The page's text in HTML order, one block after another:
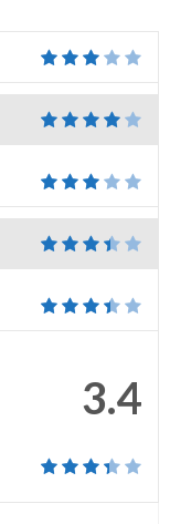
3.4